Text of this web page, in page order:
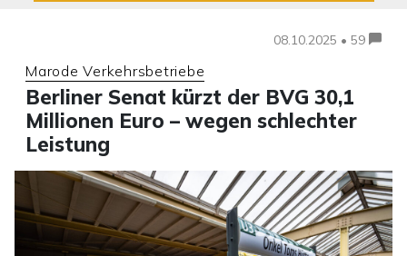
08.10.2025 • 59
Marode Verkehrsbetriebe
Berliner Senat kürzt der BVG 30,1
Millionen Euro – wegen schlechter
Leistung